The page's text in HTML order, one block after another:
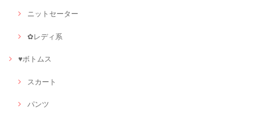
ニットセーター
✿レディ系
♥ボトムス
スカート
パンツ